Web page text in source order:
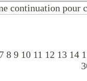
continuation pour
7 8 9 10 11 12 13 14